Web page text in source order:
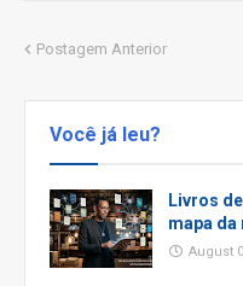
Postagem Anterior
Você já leu?
Livros
mapa da
August